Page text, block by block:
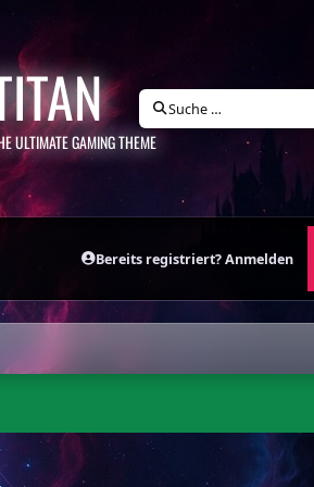
ULTIMATE GAMING THEME
Suche …
Bereits registriert? Anmelden